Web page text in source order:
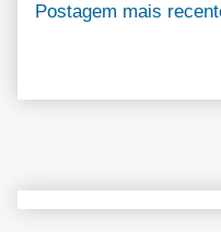
Postagem mais